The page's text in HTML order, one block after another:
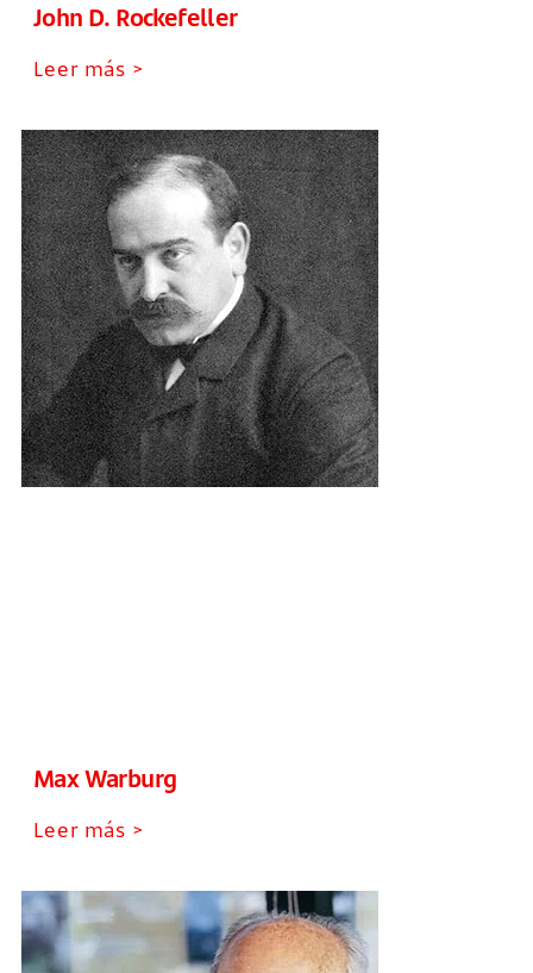
John D. Rockefeller
Leer más >
Max Warburg
Leer más >